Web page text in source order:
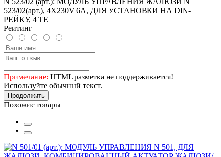
523/02(арт.), 4Х230V 6A, ДЛЯ УСТАНОВКИ НА DIN-
РЕЙКУ, 4 ТЕ
Рейтинг
Примечание: HTML разметка не поддерживается!
Используйте обычный текст.
Продолжить
Похожие товары